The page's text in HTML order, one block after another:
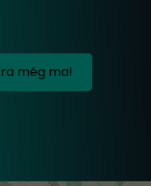
még ma!